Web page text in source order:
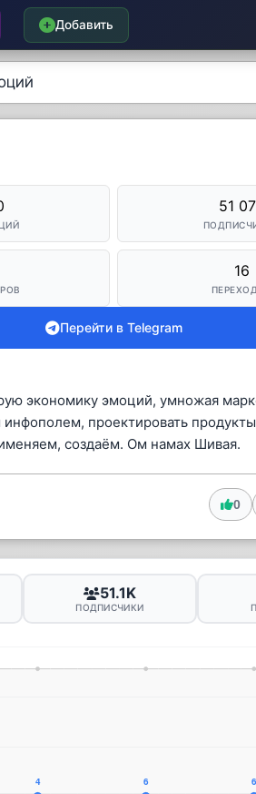
Добавить
51
16
Перейти в Telegram
экономику эмоций, умножая
проектировать
создаём. Ом намах Шивая.
0
51.1K
ПОДПИСЧИКИ